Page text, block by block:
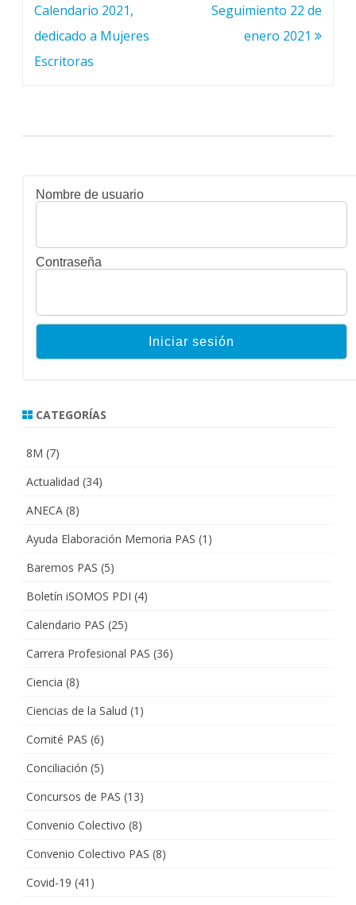
de
entradas
Calendario 2021,
dedicado a Mujeres
Escritoras
Seguimiento 22 de
enero 2021
Nombre de usuario
Contraseña
CATEGORÍAS
8M (7)
Actualidad (34)
ANECA (8)
Ayuda Elaboración Memoria PAS (1)
Baremos PAS (5)
Boletín iSOMOS PDI (4)
Calendario PAS (25)
Carrera Profesional PAS (36)
Ciencia (8)
Ciencias de la Salud (1)
Comité PAS (6)
Conciliación (5)
Concursos de PAS (13)
Convenio Colectivo (8)
Convenio Colectivo PAS (8)
Covid-19 (41)